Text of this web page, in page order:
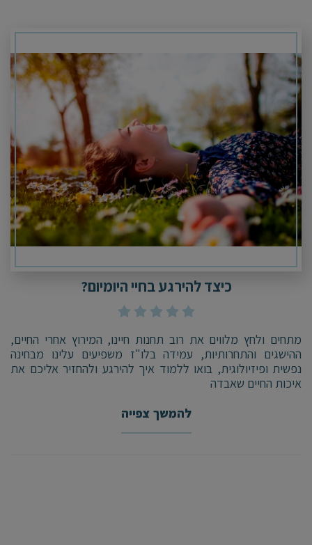
כיצד להירגע בחיי היומיום?
מתחים ולחץ מלווים את רוב תחנות חיינו, המירוץ אחרי החיים,
ההישגים והתחרותיות, עמידה בלו"ז משפיעים עלינו מבחינה
נפשית ופיזיולוגית, בואו ללמוד איך להירגע ולהחזיר אליכם את
איכות החיים שאבדה
להמשך צפייה